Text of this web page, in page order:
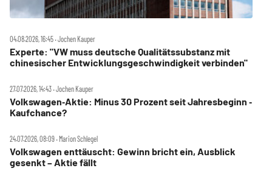
04.08.2026, 16:45 ‧ Jochen Kauper
Experte: "VW muss deutsche Qualitätssubstanz mit
chinesischer Entwicklungsgeschwindigkeit verbinden"
27.07.2026, 14:43 ‧ Jochen Kauper
Volkswagen‑Aktie: Minus 30 Prozent seit Jahresbeginn ‑
Kaufchance?
24.07.2026, 08:09 ‧ Marion Schlegel
Volkswagen enttäuscht: Gewinn bricht ein, Ausblick
gesenkt – Aktie fällt